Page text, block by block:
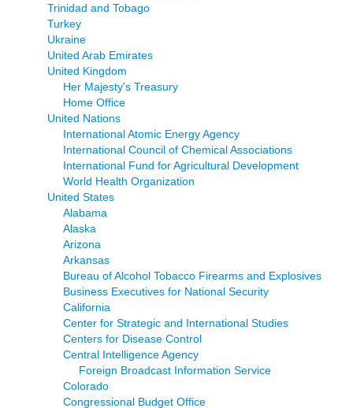
Trinidad and Tobago
Turkey
Ukraine
United Arab Emirates
United Kingdom
Her Majesty's Treasury
Home Office
United Nations
International Atomic Energy Agency
International Council of Chemical Associations
International Fund for Agricultural Development
World Health Organization
United States
Alabama
Alaska
Arizona
Arkansas
Bureau of Alcohol Tobacco Firearms and Explosives
Business Executives for National Security
California
Center for Strategic and International Studies
Centers for Disease Control
Central Intelligence Agency
Foreign Broadcast Information Service
Colorado
Congressional Budget Office